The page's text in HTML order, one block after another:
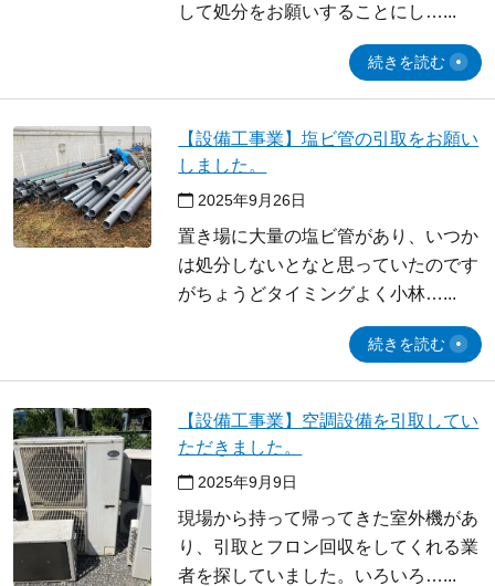
して処分をお願いすることにし…
続きを読む
【設備工事業】塩ビ管の引取をお願い
しました。
2025年9月26日
置き場に大量の塩ビ管があり、いつか
は処分しないとなと思っていたのです
がちょうどタイミングよく小林…
続きを読む
【設備工事業】空調設備を引取してい
ただきました。
2025年9月9日
現場から持って帰ってきた室外機があ
り、引取とフロン回収をしてくれる業
者を探していました。いろいろ…